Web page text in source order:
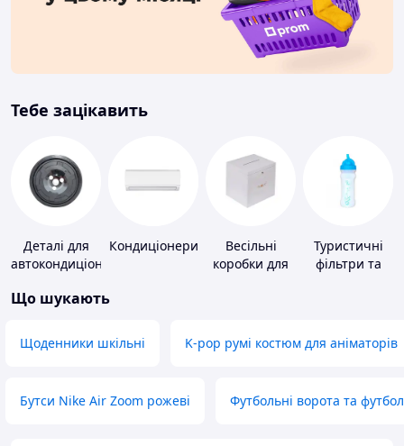
Тебе зацікавить
Деталі для
автокондиціонерів
Кондиціонери
Весільні
коробки для
Туристичні
фільтри та
Що шукають
Щоденники шкільні K-pop румі костюм для аніматорів
Бутси Nike Air Zoom рожеві Футбольні ворота та